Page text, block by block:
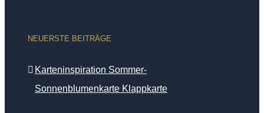
NEUERSTE BEITRÄGE
Karteninspiration Sommer-
Sonnenblumenkarte Klappkarte